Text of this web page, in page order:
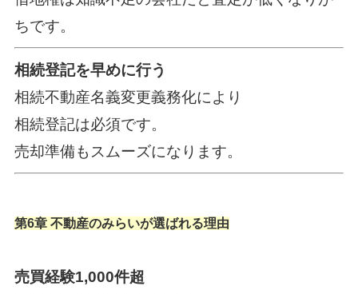
ちです。
相続登記を早めに行う
相続不動産名義変更義務化により
相続登記は必須です。
売却準備もスムーズになります。
第6章 不動産のみらいが選ばれる理由
売買経験1,000件超